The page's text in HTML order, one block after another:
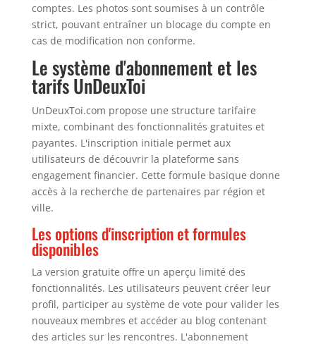
comptes. Les photos sont soumises à un contrôle
strict, pouvant entraîner un blocage du compte en
cas de modification non conforme.
Le système d'abonnement et les
tarifs UnDeuxToi
UnDeuxToi.com propose une structure tarifaire
mixte, combinant des fonctionnalités gratuites et
payantes. L'inscription initiale permet aux
utilisateurs de découvrir la plateforme sans
engagement financier. Cette formule basique donne
accès à la recherche de partenaires par région et
ville.
Les options d'inscription et formules
disponibles
La version gratuite offre un aperçu limité des
fonctionnalités. Les utilisateurs peuvent créer leur
profil, participer au système de vote pour valider les
nouveaux membres et accéder au blog contenant
des articles sur les rencontres. L'abonnement